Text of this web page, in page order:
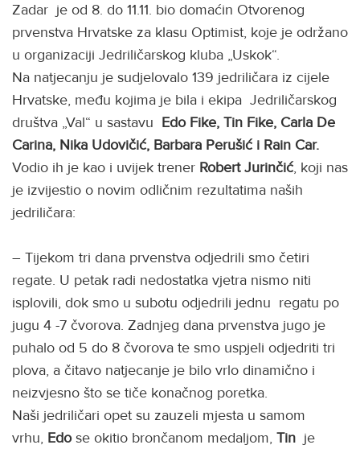
Zadar je od 8. do 11.11. bio domaćin Otvorenog
prvenstva Hrvatske za klasu Optimist, koje je održano
u organizaciji Jedriličarskog kluba „Uskok“.
Na natjecanju je sudjelovalo 139 jedriličara iz cijele
Hrvatske, među kojima je bila i ekipa Jedriličarskog
društva „Val“ u sastavu Edo Fike, Tin Fike, Carla De
Carina, Nika Udovičić, Barbara Perušić i Rain Car.
Vodio ih je kao i uvijek trener Robert Jurinčić, koji nas
je izvijestio o novim odličnim rezultatima naših
jedriličara:
– Tijekom tri dana prvenstva odjedrili smo četiri
regate. U petak radi nedostatka vjetra nismo niti
isplovili, dok smo u subotu odjedrili jednu regatu po
jugu 4 -7 čvorova. Zadnjeg dana prvenstva jugo je
puhalo od 5 do 8 čvorova te smo uspjeli odjedriti tri
plova, a čitavo natjecanje je bilo vrlo dinamično i
neizvjesno što se tiče konačnog poretka.
Naši jedriličari opet su zauzeli mjesta u samom
vrhu, Edose okitio brončanom medaljom, Tin je